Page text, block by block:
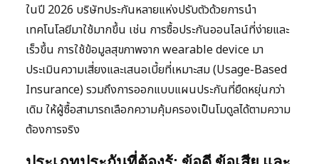
ในปี 2026 บริษัทประกันหลายแห่งปรับตัวด้วยการนำ
เทคโนโลยีมาใช้มากขึ้น เช่น การซื้อประกันออนไลน์ที่ง่ายและ
เร็วขึ้น การใช้ข้อมูลสุขภาพจาก wearable device มา
ประเมินความเสี่ยงและเสนอเบี้ยที่เหมาะสม (Usage-Based
Insurance) รวมถึงการออกแบบแผนประกันที่ยืดหยุ่นกว่า
เดิม ให้ผู้ซื้อสามารถเลือกความคุ้มครองเป็นโมดูลได้ตามความ
ต้องการจริง